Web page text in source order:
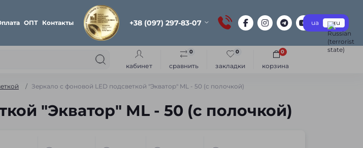
ОПТ Контакты +38 (097) 297-83-07 ua ru
кабинет сравнить
0
закладки
0
корзина
0
Зеркало с фоновой LED подсветкой "Экватор" ML - 50 (с полочкой)
"Экватор" ML - 50 (с полочкой)